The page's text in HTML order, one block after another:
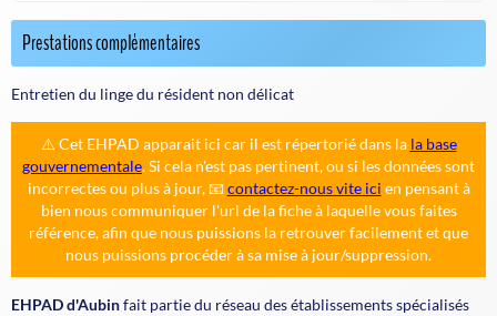
Prestations complémentaires
Entretien du linge du résident non délicat
⚠️ Cet EHPAD apparait ici car il est répertorié dans la la base
gouvernementale. Si cela n'est pas pertinent, ou si les données sont
incorrectes ou plus à jour, 📧contactez-nous vite ici en pensant à
bien nous communiquer l'url de la fiche à laquelle vous faites
référence, afin que nous puissions la retrouver facilement et que
nous puissions procéder à sa mise à jour/suppression.
EHPAD d'Aubinfait partie du réseau des établissements spécialisés